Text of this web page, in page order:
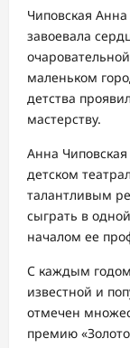
Чиповская
завоевала
маленьком
детства
мастерству.
Анна
детском
талантливым
сыграть в
началом ее
С каждым годом
известной и
отмечен
премию